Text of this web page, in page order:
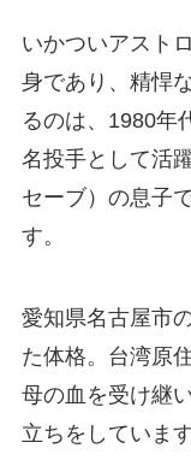
いかついアスト
身であり、精悍
るのは、1980年
名投手として活
セーブ）の息子
す。
愛知県名古屋市
た体格。台湾原
母の血を受け継
立ちをしていま